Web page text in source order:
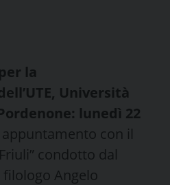
la
Università
lunedì 22
appuntamento con il
condotto dal
Angelo